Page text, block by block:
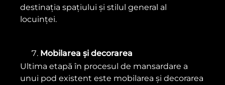
destinația spațiului și stilul general al
locuinței.
Mobilarea și decorarea
Ultima etapă în procesul de mansardare a
unui pod existent este mobilarea și decorarea